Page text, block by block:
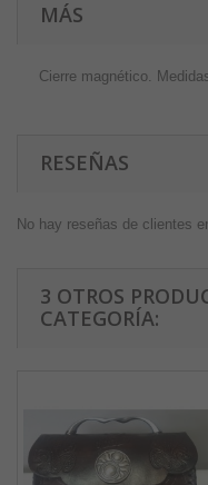
MÁS
Cierre magnético.
RESEÑAS
No hay reseñas de clientes
3 OTROS
CATEGORÍA: